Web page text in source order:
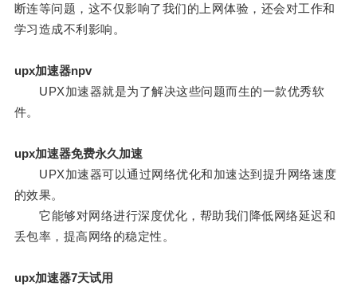
断连等问题，这不仅影响了我们的上网体验，还会对工作和
学习造成不利影响。
upx加速器npv
UPX加速器就是为了解决这些问题而生的一款优秀软
件。
upx加速器免费永久加速
UPX加速器可以通过网络优化和加速达到提升网络速度
的效果。
它能够对网络进行深度优化，帮助我们降低网络延迟和
丢包率，提高网络的稳定性。
upx加速器7天试用